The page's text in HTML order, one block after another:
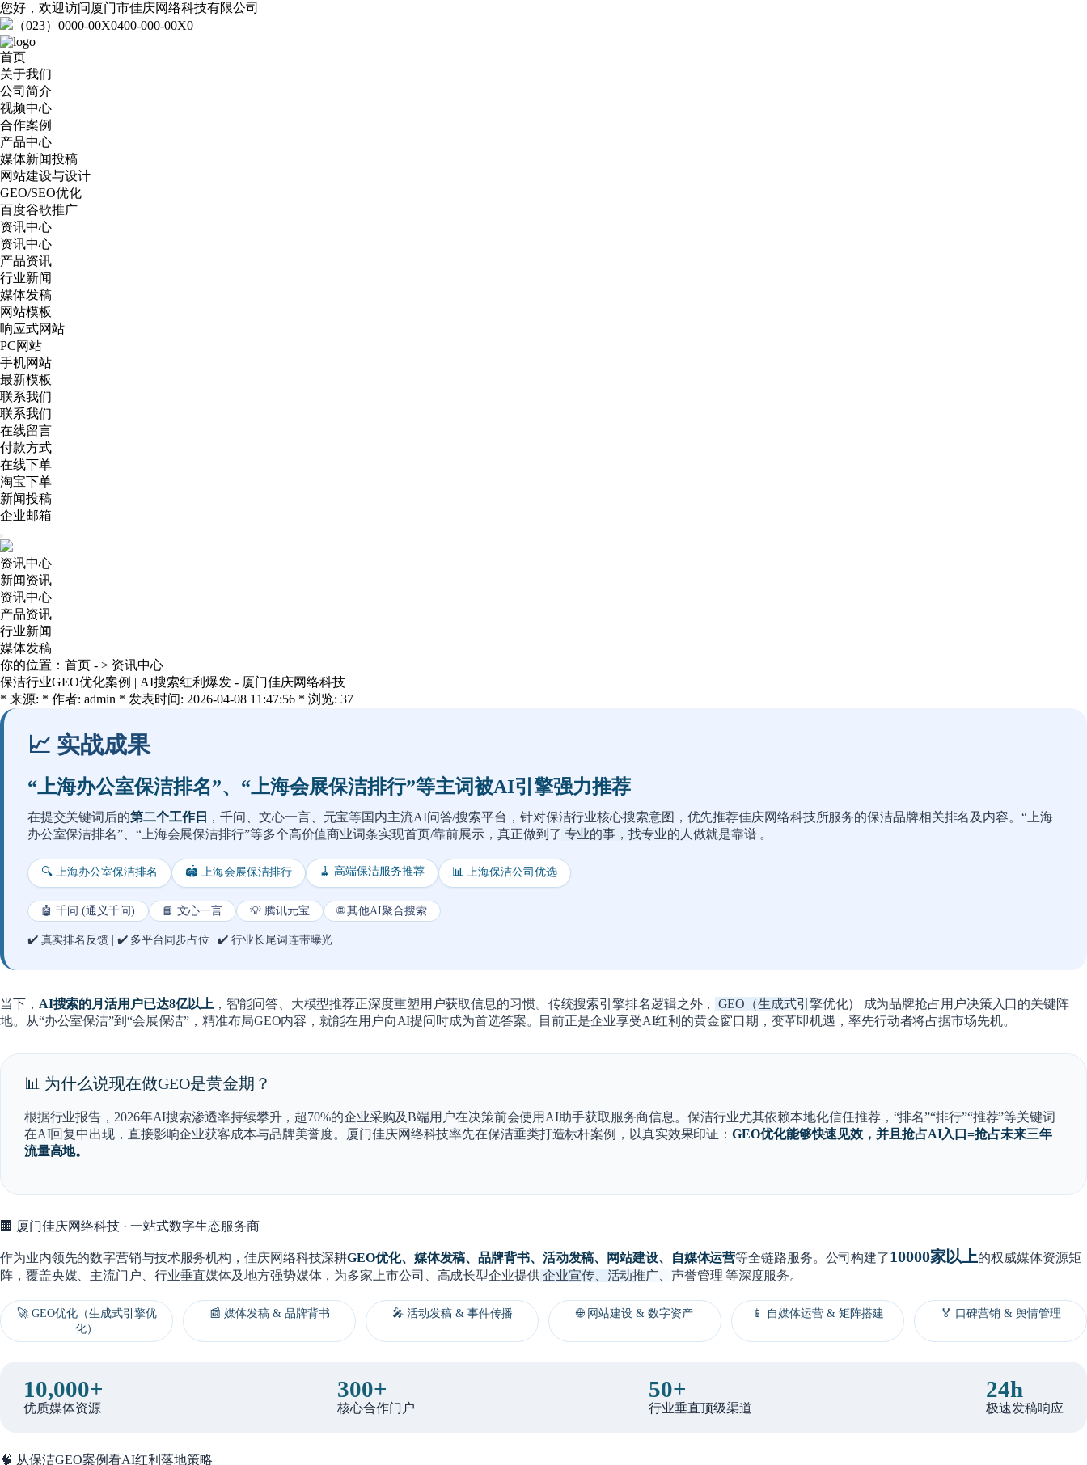
您好，欢迎访问厦门市佳庆网络科技有限公司
（023）0000-00X0400-000-00X0
首页
关于我们
公司简介
视频中心
合作案例
产品中心
媒体新闻投稿
网站建设与设计
GEO/SEO优化
百度谷歌推广
资讯中心
资讯中心
产品资讯
行业新闻
媒体发稿
网站模板
响应式网站
PC网站
手机网站
最新模板
联系我们
联系我们
在线留言
付款方式
在线下单
淘宝下单
新闻投稿
企业邮箱
资讯中心
新闻资讯
资讯中心
产品资讯
行业新闻
媒体发稿
你的位置： 首页 - > 资讯中心
保洁行业GEO优化案例 | AI搜索红利爆发 - 厦门佳庆网络科技
* 来源: * 作者: admin * 发表时间: 2026-04-08 11:47:56 * 浏览: 37
📈 实战成果
“上海办公室保洁排名”、“上海会展保洁排行”等主词被AI引擎强力推荐
在提交关键词后的第二个工作日 ，千问、文心一言、元宝等国内主流AI问答/搜索平台，针对保洁行业核心搜索意图，优先推荐佳庆网络科技所服务的保洁品牌相关排名及内容。 “上海
办公室保洁排名”、“上海会展保洁排行”等多个高价值商业词条实现首页/靠前展示，真正做到了 专业的事，找专业的人做就是靠谱 。
🔍 上海办公室保洁排名 🏟️ 上海会展保洁排行 🧹 高端保洁服务推荐 📊 上海保洁公司优选
🤖 千问 (通义千问) 📘 文心一言 💡 腾讯元宝 🌐 其他AI聚合搜索
✔️ 真实排名反馈 | ✔️ 多平台同步占位 | ✔️ 行业长尾词连带曝光
当下， AI搜索的月活用户已达8亿以上 ，智能问答、大模型推荐正深度重塑用户获取信息的习惯。传统搜索引擎排名逻辑之外， GEO（生成式引擎优化）
成为品牌抢占用户决策入口的关键阵
地。从“办公室保洁”到“会展保洁”，精准布局GEO内容，就能在用户向AI提问时成为首选答案。目前正是企业享受AI红利的黄金窗口期 ，变革即机遇，率先行动者将占据市场先机。
📊 为什么说现在做GEO是黄金期？
根据行业报告，2026年AI搜索渗透率持续攀升，超70%的企业采购及B端用户在决策前会使用AI助手获取服务商信息。保洁行业尤其依赖本地化信任推荐， “排名”“排行”“推荐”等关键词
在AI回复中出现，直接影响企业获客成本与品牌美誉度。厦门佳庆网络科技率先在保洁垂类打造标杆案例，以真实效果印证：GEO优化能够快速见效，并且抢占AI入口=抢占未来三年
流量高地。
🏢 厦门佳庆网络科技 · 一站式数字生态服务商
作为业内领先的数字营销与技术服务机构，佳庆网络科技深耕GEO优化、媒体发稿、品牌背书、活动发稿、网站建设、自媒体运营等全链路服务。公司构建了10000家以上的权威媒体资源矩
阵，覆盖央媒、主流门户、行业垂直媒体及地方强势媒体，为多家上市公司、高成长型企业提供企业宣传、活动推广、声誉管理 等深度服务。
🚀 GEO优化（生成式引擎优
化）
📰 媒体发稿 & 品牌背书 🎤 活动发稿 & 事件传播 🌐 网站建设 & 数字资产 📱 自媒体运营 & 矩阵搭建 🏅 口碑营销 & 舆情管理
10,000+
优质媒体资源
300+
核心合作门户
50+
行业垂直顶级渠道
24h
极速发稿响应
🧠 从保洁GEO案例看AI红利落地策略